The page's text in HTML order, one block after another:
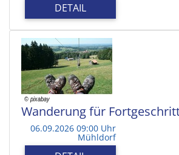
DETAIL
Wanderung für
06.09.2026 09:00 Uhr
Mühldorf